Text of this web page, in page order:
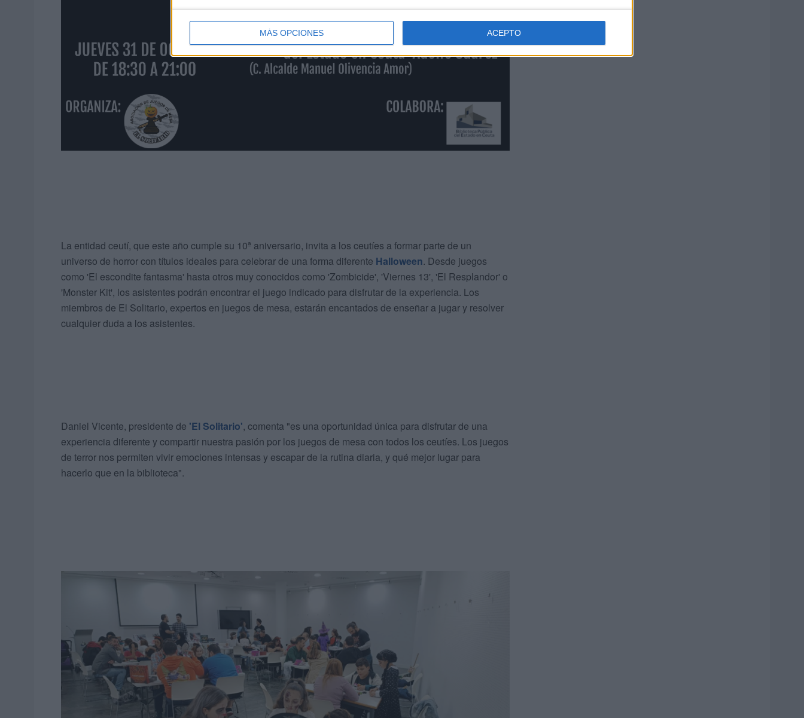
MÁS OPCIONES ACEPTO
La entidad ceutí, que este año cumple su 10ª aniversario, invita a los ceutíes a formar parte de un
universo de horror con títulos ideales para celebrar de una forma diferente Halloween. Desde juegos
como 'El escondite fantasma' hasta otros muy conocidos como 'Zombicide', 'Viernes 13', 'El Resplandor' o
'Monster Kit', los asistentes podrán encontrar el juego indicado para disfrutar de la experiencia. Los
miembros de El Solitario, expertos en juegos de mesa, estarán encantados de enseñar a jugar y resolver
cualquier duda a los asistentes.
Daniel Vicente, presidente de 'El Solitario', comenta "es una oportunidad única para disfrutar de una
experiencia diferente y compartir nuestra pasión por los juegos de mesa con todos los ceutíes. Los juegos
de terror nos permiten vivir emociones intensas y escapar de la rutina diaria, y qué mejor lugar para
hacerlo que en la biblioteca".